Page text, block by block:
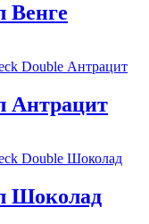
Венге
Антрацит
Шоколад